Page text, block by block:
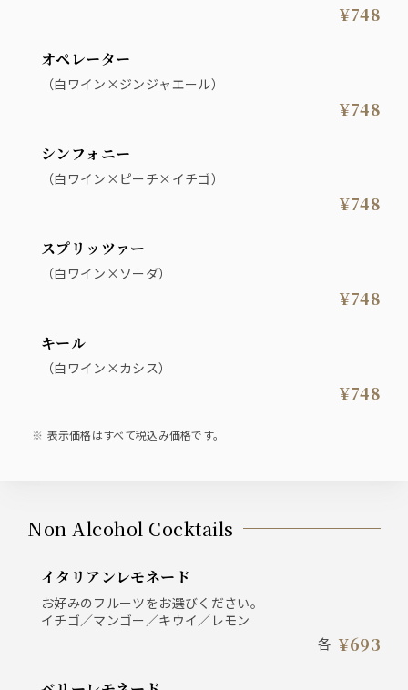
¥748
オペレーター
（白ワイン×ジンジャエール）
¥748
シンフォニー
（白ワイン×ピーチ×イチゴ）
¥748
スプリッツァー
（白ワイン×ソーダ）
¥748
キール
（白ワイン×カシス）
¥748
表示価格はすべて税込み価格です。
Non Alcohol Cocktails
イタリアンレモネード
お好みのフルーツをお選びください。
イチゴ／マンゴー／キウイ／レモン
各 ¥693